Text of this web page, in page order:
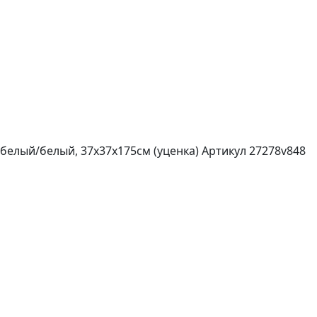
белый, 37х37х175см (уценка)Артикул 27278v848